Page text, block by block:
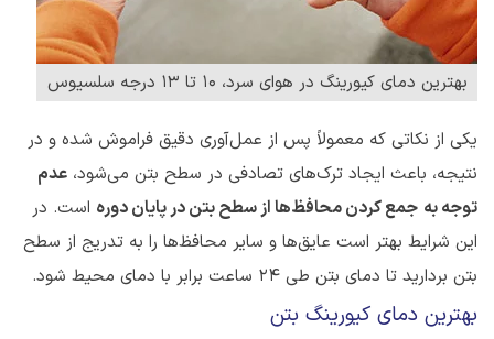
بهترین دمای کیورینگ در هوای سرد، 10 تا 13 درجه سلسیوس
یکی از نکاتی که معمولاً پس از عمل‌آوری دقیق فراموش شده و در
نتیجه، باعث ایجاد ترک‌های تصادفی در سطح بتن می‌شود، عدم
توجه به جمع کردن محافظ‌ها از سطح بتن در پایان دوره است. در
این شرایط بهتر است عایق‌ها و سایر محافظ‌ها را به تدریج از سطح
بتن بردارید تا دمای بتن طی 24 ساعت برابر با دمای محیط شود.
بهترین دمای کیورینگ بتن